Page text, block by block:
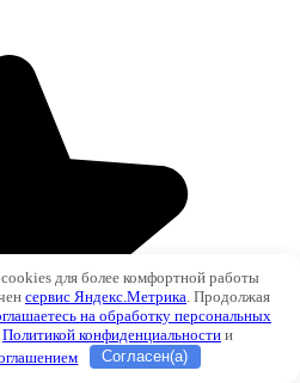
для более комфортной работы
сервис Яндекс.Метрика . Продолжая
на обработку персональных
Политикой конфиденциальности и
Согласен(а)